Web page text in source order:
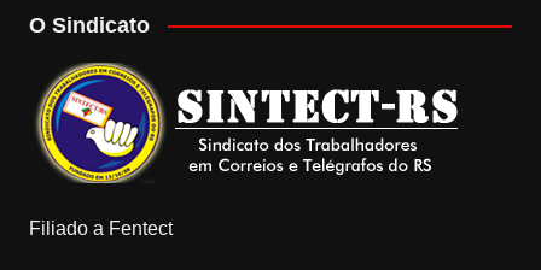
O Sindicato
Filiado a Fentect